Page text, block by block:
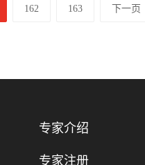
162 163 下一页
专家介绍
专家注册